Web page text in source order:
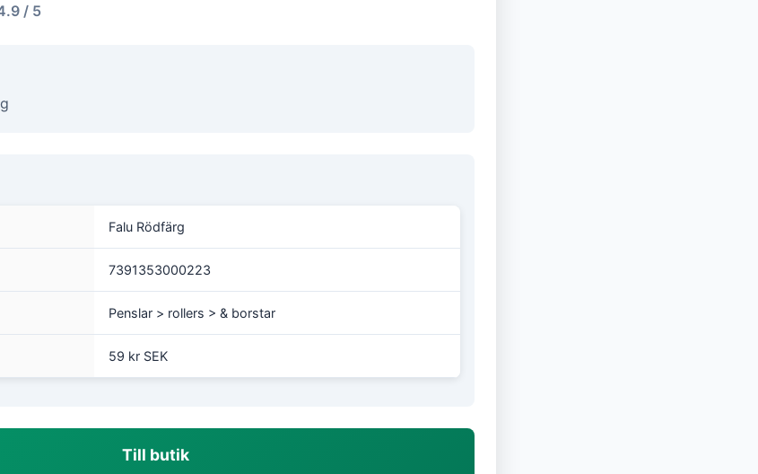
/ 5
Falu Rödfärg
7391353000223
Penslar > rollers > & borstar
59 kr SEK
Till butik